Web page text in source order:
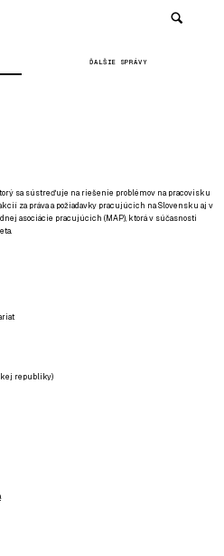
ĎALŠIE SPRÁVY
sa sústreďuje na riešenie problémov na pracovisku
za práva a požiadavky pracujúcich na Slovensku aj v
asociácie pracujúcich (MAP), ktorá v súčasnosti
republiky)